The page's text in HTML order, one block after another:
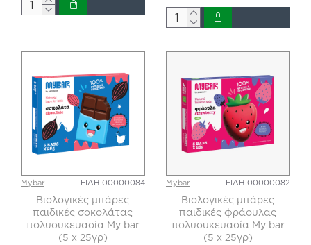
Mybar ΕΙΔΗ-00000084
Βιολογικές μπάρες
παιδικές σοκολάτας
πολυσυκευασία My bar
(5 x 25γρ)
Mybar ΕΙΔΗ-00000082
Βιολογικές μπάρες
παιδικές φράουλας
πολυσυκευασία My bar
(5 x 25γρ)